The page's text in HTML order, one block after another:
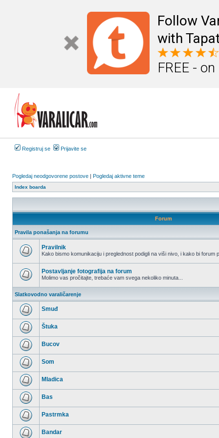
Follow
with
FREE -
Registruj se Prijavite se
Pogledaj neodgovorene postove | Pogledaj aktivne teme
Index boarda
Forum
Pravila ponašanja na forumu
nepročitanih
postova
Pravilnik
Kako bismo komunikaciju i preglednost podigli na viši nivo, i kako bi forum
nepročitanih
postova
Postavljanje fotografija na forum
Molimo vas pročitajte, trebaće vam svega nekoliko minuta...
Slatkovodno varaličarenje
Nema
nepročitanih
postova
Smuđ
Nema
nepročitanih
postova
Štuka
Nema
nepročitanih
postova
Bucov
Nema
nepročitanih
postova
Som
Nema
nepročitanih
postova
Mladica
Nema
nepročitanih
postova
Bas
Nema
nepročitanih
postova
Pastrmka
Bandar